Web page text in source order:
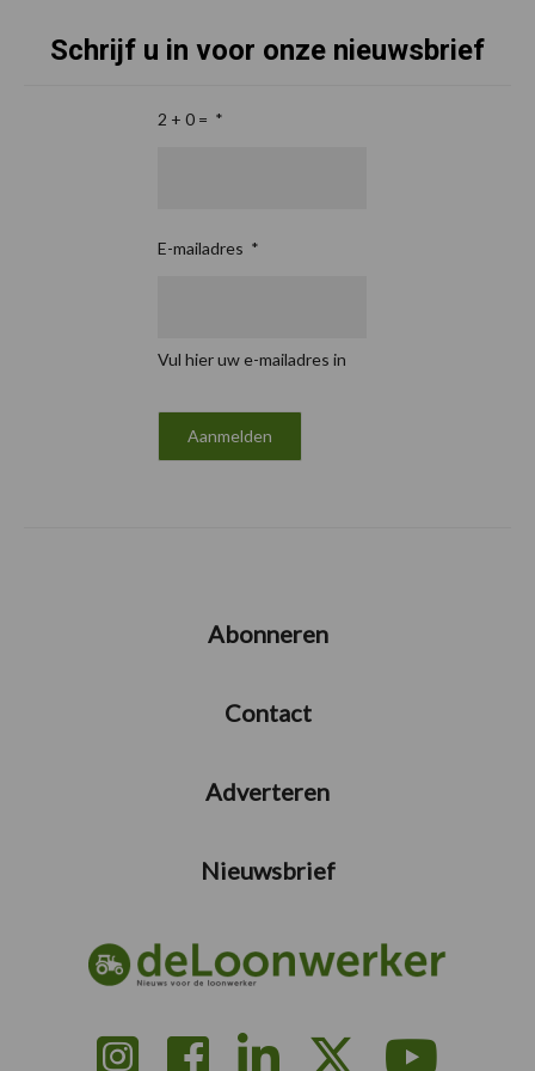
Schrijf u in voor onze nieuwsbrief
2 + 0 = *
E-mailadres *
Vul hier uw e-mailadres in
Abonneren
Contact
Adverteren
Nieuwsbrief